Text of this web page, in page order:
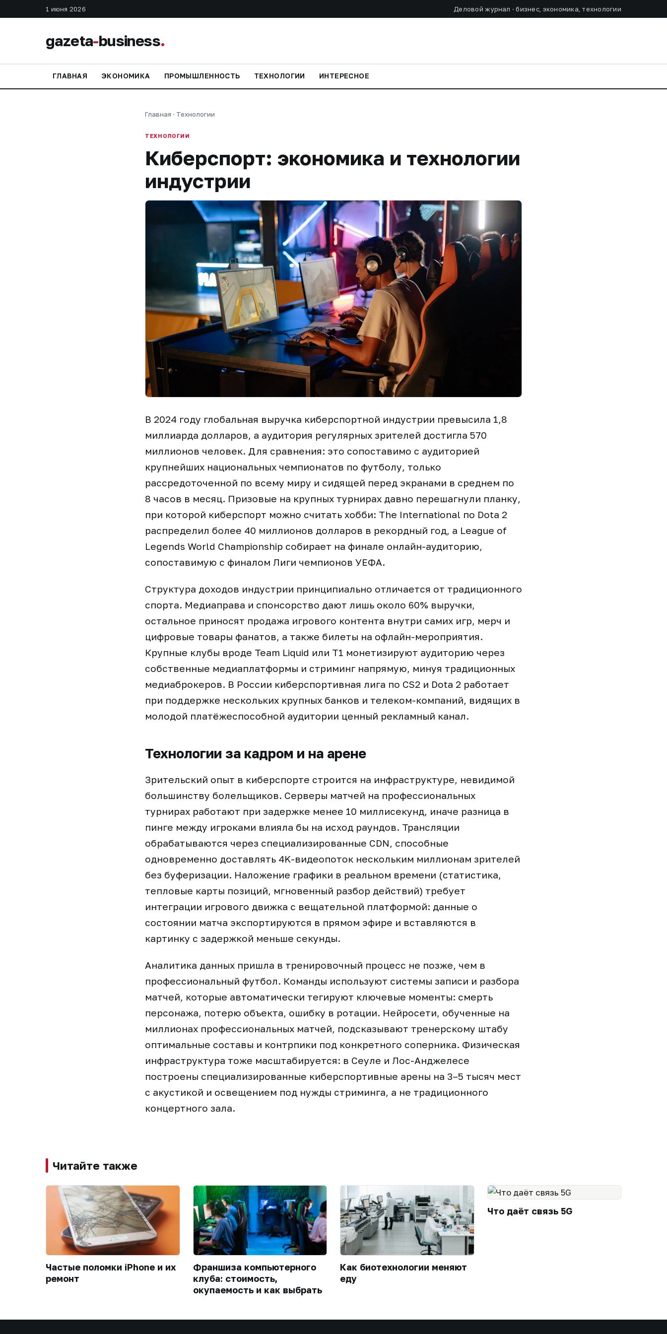
1 июня 2026 Деловой журнал · бизнес, экономика, технологии
gazeta-business.
ГЛАВНАЯ ЭКОНОМИКА ПРОМЫШЛЕННОСТЬ ТЕХНОЛОГИИ ИНТЕРЕСНОЕ
Главная · Технологии
ТЕХНОЛОГИИ
Киберспорт: экономика и технологии
индустрии
В 2024 году глобальная выручка киберспортной индустрии превысила 1,8
миллиарда долларов, а аудитория регулярных зрителей достигла 570
миллионов человек. Для сравнения: это сопоставимо с аудиторией
крупнейших национальных чемпионатов по футболу, только
рассредоточенной по всему миру и сидящей перед экранами в среднем по
8 часов в месяц. Призовые на крупных турнирах давно перешагнули планку,
при которой киберспорт можно считать хобби: The International по Dota 2
распределил более 40 миллионов долларов в рекордный год, а League of
Legends World Championship собирает на финале онлайн-аудиторию,
сопоставимую с финалом Лиги чемпионов УЕФА.
Структура доходов индустрии принципиально отличается от традиционного
спорта. Медиаправа и спонсорство дают лишь около 60% выручки,
остальное приносят продажа игрового контента внутри самих игр, мерч и
цифровые товары фанатов, а также билеты на офлайн-мероприятия.
Крупные клубы вроде Team Liquid или T1 монетизируют аудиторию через
собственные медиаплатформы и стриминг напрямую, минуя традиционных
медиаброкеров. В России киберспортивная лига по CS2 и Dota 2 работает
при поддержке нескольких крупных банков и телеком-компаний, видящих в
молодой платёжеспособной аудитории ценный рекламный канал.
Технологии за кадром и на арене
Зрительский опыт в киберспорте строится на инфраструктуре, невидимой
большинству болельщиков. Серверы матчей на профессиональных
турнирах работают при задержке менее 10 миллисекунд, иначе разница в
пинге между игроками влияла бы на исход раундов. Трансляции
обрабатываются через специализированные CDN, способные
одновременно доставлять 4K-видеопоток нескольким миллионам зрителей
без буферизации. Наложение графики в реальном времени (статистика,
тепловые карты позиций, мгновенный разбор действий) требует
интеграции игрового движка с вещательной платформой: данные о
состоянии матча экспортируются в прямом эфире и вставляются в
картинку с задержкой меньше секунды.
Аналитика данных пришла в тренировочный процесс не позже, чем в
профессиональный футбол. Команды используют системы записи и разбора
матчей, которые автоматически тегируют ключевые моменты: смерть
персонажа, потерю объекта, ошибку в ротации. Нейросети, обученные на
миллионах профессиональных матчей, подсказывают тренерскому штабу
оптимальные составы и контрпики под конкретного соперника. Физическая
инфраструктура тоже масштабируется: в Сеуле и Лос-Анджелесе
построены специализированные киберспортивные арены на 3–5 тысяч мест
с акустикой и освещением под нужды стриминга, а не традиционного
концертного зала.
Читайте также
Частые поломки iPhone и их
ремонт
Франшиза компьютерного
клуба: стоимость,
окупаемость и как выбрать
Как биотехнологии меняют
еду
Что даёт связь 5G